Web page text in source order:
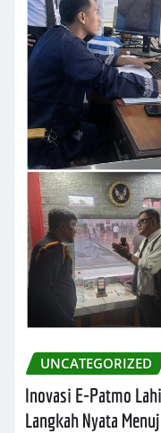
UNCATEGORIZED
Inovasi E-Patmo
Langkah Nyata